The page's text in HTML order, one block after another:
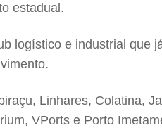
estadual.
logístico e industrial que
Linhares, Colatina,
VPorts e Porto